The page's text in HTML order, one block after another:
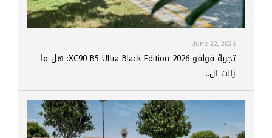
June 22, 2026
تجربة فولفو XC90 B5 Ultra Black Edition 2026: هل ما
زالت ال...